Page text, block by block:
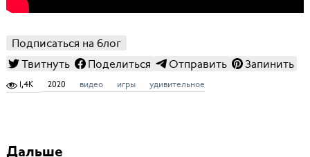
Подписаться на блог
Твитнуть
Поделиться Отправить Запинить
1,4K 2020 видео игры удивительное
Дальше